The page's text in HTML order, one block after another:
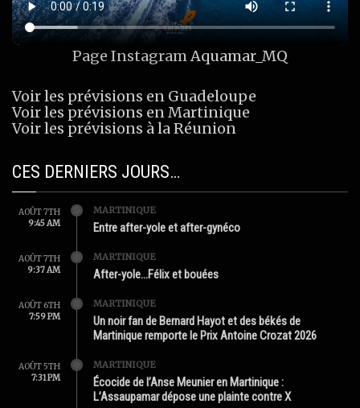
Page InstagramAquamar_MQ
Voir les prévisions en Guadeloupe
Voir les prévisions en Martinique
Voir les prévisions à la Réunion
CES DERNIERS JOURS…
AOÛT 7TH
9:45 AM
MARTINIQUE
Entre after-yole et after-gynéco
AOÛT 7TH
9:37 AM
MARTINIQUE
After-yole…Félix et bouées
AOÛT 6TH
7:59 PM
MARTINIQUE
Un noir fan de Bernard Hayot et des békés de
Martinique remporte le Prix Antoine Crozat 2026
AOÛT 5TH
7:31 PM
MARTINIQUE
Écocide de l’Anse Meunier en Martinique :
L’Assaupamar dépose une plainte contre X